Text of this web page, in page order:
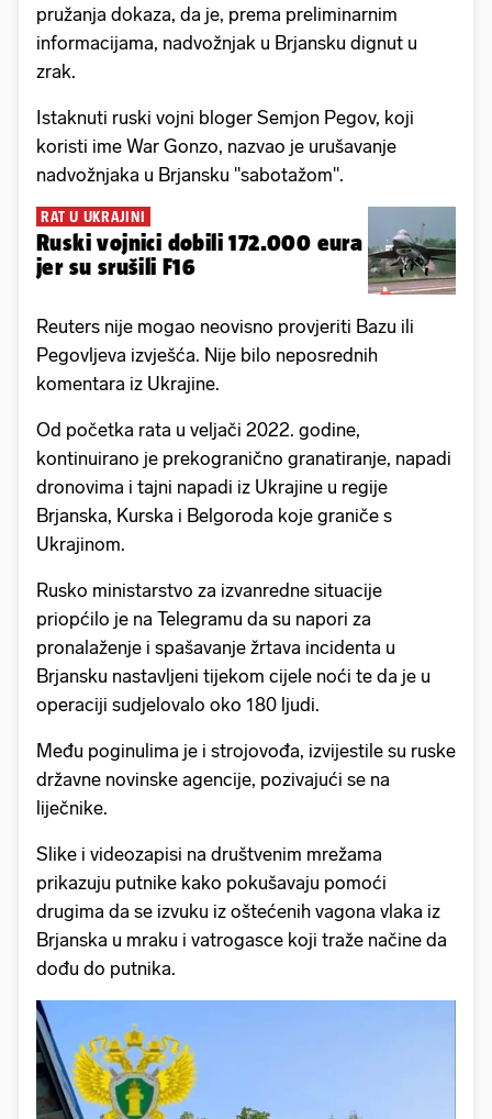
pružanja dokaza, da je, prema preliminarnim
informacijama, nadvožnjak u Brjansku dignut u
zrak.
Istaknuti ruski vojni bloger Semjon Pegov, koji
koristi ime War Gonzo, nazvao je urušavanje
nadvožnjaka u Brjansku "sabotažom".
RAT U UKRAJINI
Ruski vojnici dobili 172.000 eura
jer su srušili F16
Reuters nije mogao neovisno provjeriti Bazu ili
Pegovljeva izvješća. Nije bilo neposrednih
komentara iz Ukrajine.
Od početka rata u veljači 2022. godine,
kontinuirano je prekogranično granatiranje, napadi
dronovima i tajni napadi iz Ukrajine u regije
Brjanska, Kurska i Belgoroda koje graniče s
Ukrajinom.
Rusko ministarstvo za izvanredne situacije
priopćilo je na Telegramu da su napori za
pronalaženje i spašavanje žrtava incidenta u
Brjansku nastavljeni tijekom cijele noći te da je u
operaciji sudjelovalo oko 180 ljudi.
Među poginulima je i strojovođa, izvijestile su ruske
državne novinske agencije, pozivajući se na
liječnike.
Slike i videozapisi na društvenim mrežama
prikazuju putnike kako pokušavaju pomoći
drugima da se izvuku iz oštećenih vagona vlaka iz
Brjanska u mraku i vatrogasce koji traže načine da
dođu do putnika.